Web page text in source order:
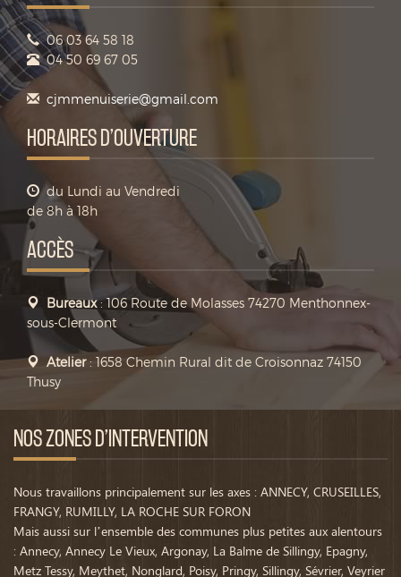
06 03 64 58 18
04 50 69 67 05
cjmmenuiserie@gmail.com
HORAIRES D’OUVERTURE
du Lundi au Vendredi
de 8h à 18h
ACCÈS
Bureaux: 106 Route de Molasses 74270 Menthonnex-
sous-Clermont
Atelier: 1658 Chemin Rural dit de Croisonnaz 74150
Thusy
NOS ZONES D’INTERVENTION
Nous travaillons principalement sur les axes : ANNECY, CRUSEILLES,
FRANGY, RUMILLY, LA ROCHE SUR FORON
Mais aussi sur l’ensemble des communes plus petites aux alentours
: Annecy, Annecy Le Vieux, Argonay, La Balme de Sillingy, Epagny,
Metz Tessy, Meythet, Nonglard, Poisy, Pringy, Sillingy, Sévrier, Veyrier